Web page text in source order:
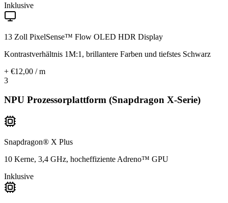
Inklusive
13 Zoll PixelSense™ Flow OLED HDR Display
Kontrastverhältnis 1M:1, brillantere Farben und tiefstes Schwarz
+ €12,00 / m
3
NPU Prozessorplattform (Snapdragon X-Serie)
Snapdragon® X Plus
10 Kerne, 3,4 GHz, hocheffiziente Adreno™ GPU
Inklusive